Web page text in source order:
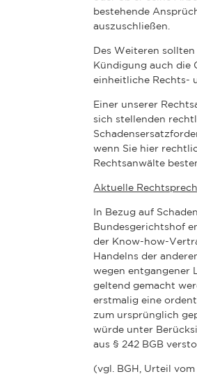
bestehende
auszuschließen.
Des Weiteren
Kündigung auch die
einheitliche Rechts-
Einer unserer
sich stellenden
wenn Sie hier
Rechtsanwälte
Aktuelle
In Bezug auf
Bundesgerichtshof
der Know-how-
Handelns der
wegen entgangener
geltend gemacht
erstmalig eine
zum ursprünglich
würde unter
aus § 242 BGB
(vgl. BGH, Urteil vom